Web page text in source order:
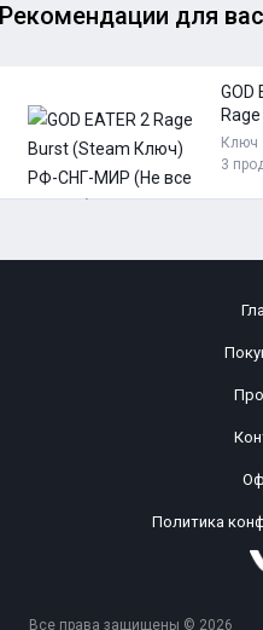
Рекомендации для вас
GOD
СНГ-
Ключ
3
Политика
Все права защищены © 2026